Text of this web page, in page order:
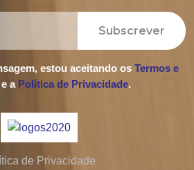
Subscrever
estou aceitando os Termos e
e a Política de Privacidade.
de Privacidade